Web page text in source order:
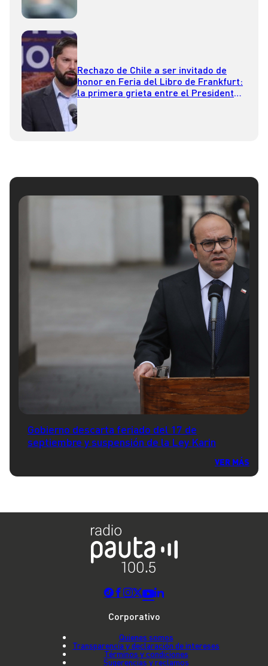
Rechazo de Chile a ser invitado de
honor en Feria del Libro de Frankfurt:
la primera grieta entre el Presidente
Gobierno descarta feriado del 17 de
septiembre y suspensión de la Ley Karin
VER MÁS
Corporativo
Quienes somos
Transparencia y declaración de intereses
Términos y condiciones
Sugerencias y reclamos